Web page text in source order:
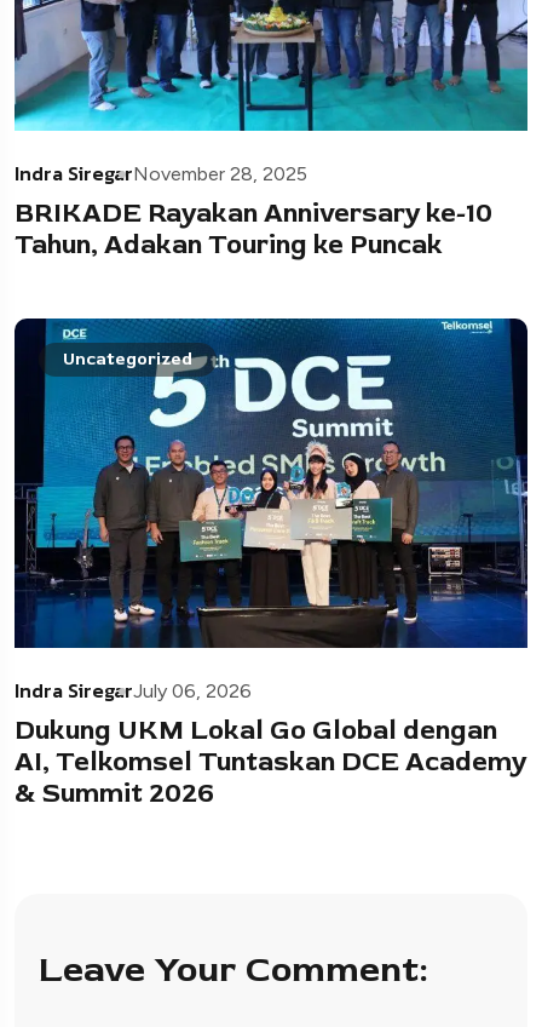
Indra SiregarNovember 28, 2025
BRIKADE Rayakan Anniversary ke-10
Tahun, Adakan Touring ke Puncak
Uncategorized
Indra SiregarJuly 06, 2026
Dukung UKM Lokal Go Global dengan
AI, Telkomsel Tuntaskan DCE Academy
& Summit 2026
Leave Your Comment: